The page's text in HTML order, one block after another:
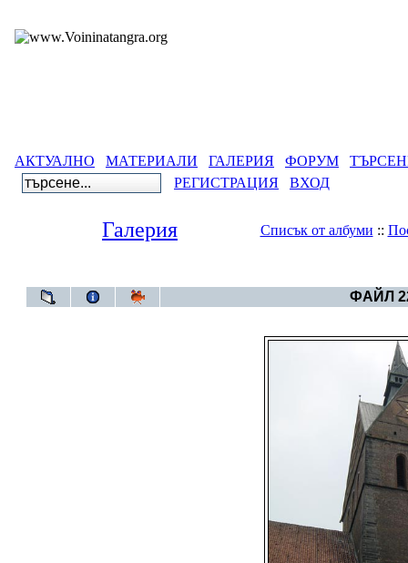
АКТУАЛНО МАТЕРИАЛИ ГАЛЕРИЯ ФОРУМ
РЕГИСТРАЦИЯ
ВХОД
Галерия Списък от албуми ::
ФАЙЛ